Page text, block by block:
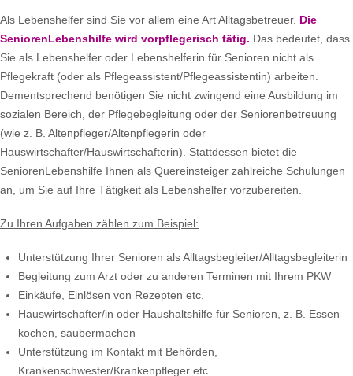
Als Lebenshelfer sind Sie vor allem eine Art Alltagsbetreuer. Die
SeniorenLebenshilfe wird vorpflegerisch tätig. Das bedeutet, dass
Sie als Lebenshelfer oder Lebenshelferin für Senioren nicht als
Pflegekraft (oder als Pflegeassistent/Pflegeassistentin) arbeiten.
Dementsprechend benötigen Sie nicht zwingend eine Ausbildung im
sozialen Bereich, der Pflegebegleitung oder der Seniorenbetreuung
(wie z. B. Altenpfleger/Altenpflegerin oder
Hauswirtschafter/Hauswirtschafterin). Stattdessen bietet die
SeniorenLebenshilfe Ihnen als Quereinsteiger zahlreiche Schulungen
an, um Sie auf Ihre Tätigkeit als Lebenshelfer vorzubereiten.
Zu Ihren Aufgaben zählen zum Beispiel:
Unterstützung Ihrer Senioren als Alltagsbegleiter/Alltagsbegleiterin
Begleitung zum Arzt oder zu anderen Terminen mit Ihrem PKW
Einkäufe, Einlösen von Rezepten etc.
Hauswirtschafter/in oder Haushaltshilfe für Senioren, z. B. Essen
kochen, saubermachen
Unterstützung im Kontakt mit Behörden,
Krankenschwester/Krankenpfleger etc.